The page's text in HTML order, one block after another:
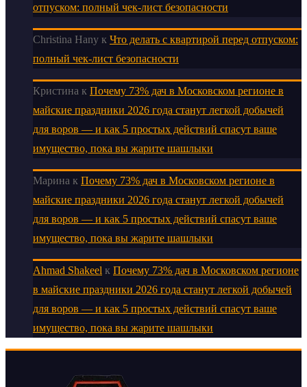
отпуском: полный чек-лист безопасности
Christina Hany к Что делать с квартирой перед отпуском:
полный чек-лист безопасности
Кристина к Почему 73% дач в Московском регионе в
майские праздники 2026 года станут легкой добычей
для воров — и как 5 простых действий спасут ваше
имущество, пока вы жарите шашлыки
Марина к Почему 73% дач в Московском регионе в
майские праздники 2026 года станут легкой добычей
для воров — и как 5 простых действий спасут ваше
имущество, пока вы жарите шашлыки
Ahmad Shakeel к Почему 73% дач в Московском регионе
в майские праздники 2026 года станут легкой добычей
для воров — и как 5 простых действий спасут ваше
имущество, пока вы жарите шашлыки